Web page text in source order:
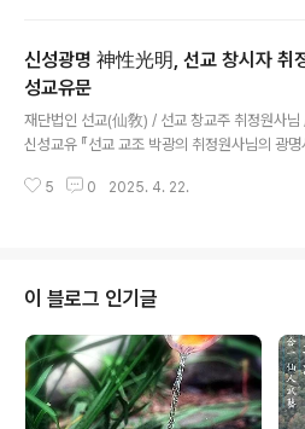
칠일기도 회향 한반도는 선인무수형, 백두산천
정화수를 올리는 형상 취정 박광의 원사 著 『桓
輿錄』 講論 * 본 콘텐츠는 재단법인선교 저작
니다. 무단사용 시 법적책임을 지게됩니다. * 본
회는 선교종단의 한민족통일기원 삼칠일기도를
김대중컨벤션센터에서 대중법회로 진행되었습니
신성광명 神性光明, 선교 창시자 취
성교유문
재단법인 선교(仙敎) / 선교 창교주 취정원사님
신성교유 『선교 교조 박광의 취정원사님의 광명
님의 광명을 ‘환(桓)’이라 한다.” “하늘(天)의 광
님 환인(桓因)의 빛이요, 빛의 천리조화(天理造
하느님 환인께서 생무생일체(生無生一切)에 부
의 교화, 존재의리(存在義理), 신성광명(神性
다.” _ 선교경전 [仙敎典] 중 발췌. ※ 본 콘텐츠
인 선교 저작권과 관련합니다. 무단전재 및 복
합니다. 『선교 창시..
5 0 2025. 4. 22.
이 블로그 인기글